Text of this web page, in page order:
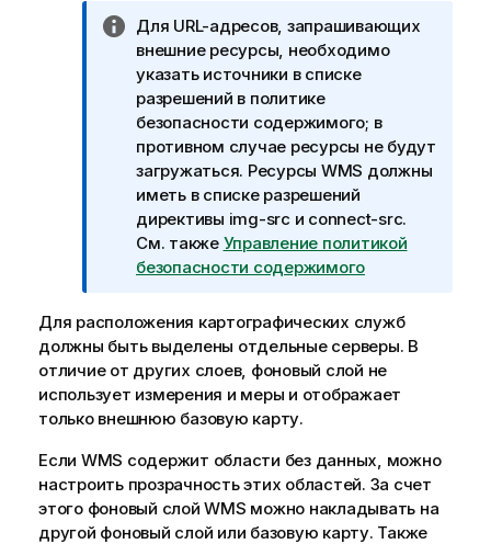
П
р
и
м
е
ч
а
н
и
е
к
н
ф
о
р
м
ц
и
и
Для URL-адресов, запрашивающих
внешние ресурсы, необходимо
указать источники в списке
разрешений в политике
безопасности содержимого; в
противном случае ресурсы не будут
загружаться. Ресурсы WMS должны
иметь в списке разрешений
директивы img-src и connect-src.
См. также Управление политикой
безопасности содержимого
Для расположения картографических служб
должны быть выделены отдельные серверы. В
отличие от других слоев, фоновый слой не
использует измерения и меры и отображает
только внешнюю базовую карту.
Если WMS содержит области без данных, можно
настроить прозрачность этих областей. За счет
этого фоновый слойWMS можно накладывать на
другой фоновый слой или базовую карту. Также